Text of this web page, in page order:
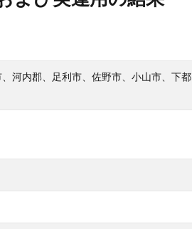
河内郡、足利市、佐野市、小山市、下都